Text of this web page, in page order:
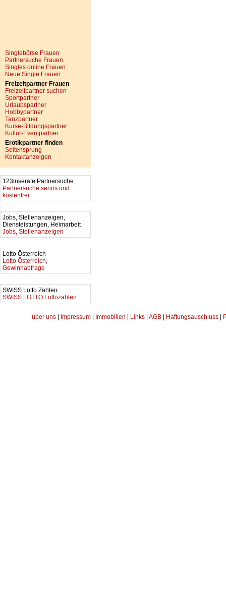
Singlebörse Frauen
Partnersuche Frauen
Singles online Frauen
Neue Single Frauen
Freizeitpartner Frauen
Freizeitpartner suchen
Sportpartner
Urlaubspartner
Hobbypartner
Tanzpartner
Kurse-Bildungspartner
Kultur-Eventpartner
Erotikpartner finden
Seitensprung
Kontaktanzeigen
123inserate Partnersuche
Partnersuche seriös und
kostenfrei
Jobs, Stellenanzeigen,
Diensteistungen, Heimarbeit
Jobs, Stellenanzeigen
Lotto Österreich
Lotto Österreich,
Gewinnabfrage
SWISS Lotto Zahlen
SWISS LOTTO Lottozahlen
über uns Impressum Immobilien Links AGB Haftungsauschluss